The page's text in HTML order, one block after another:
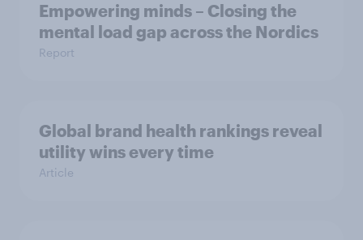
Empowering minds – Closing the
mental load gap across the Nordics
Report
Global brand health rankings reveal
utility wins every time
Article